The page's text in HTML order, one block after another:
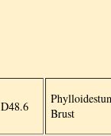
D48.6
Brust